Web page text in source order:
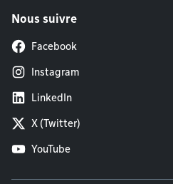
Nous suivre
Facebook
Instagram
LinkedIn
X (Twitter)
YouTube